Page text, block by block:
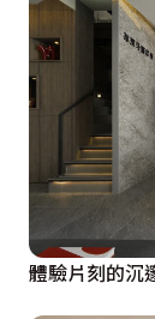
體驗片刻的沉